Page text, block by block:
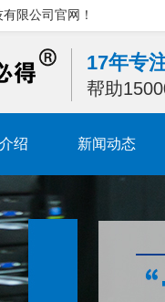
限公司官网！
17年专
帮助
绍 新闻动态